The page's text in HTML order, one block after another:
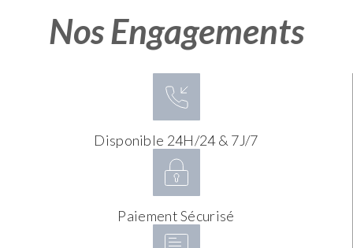
Nos Engagements
Disponible 24H/24 & 7J/7
Paiement Sécurisé